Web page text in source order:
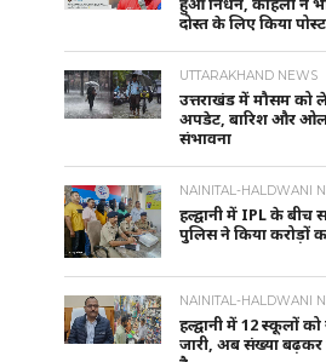
दोस्त के लिए किया पोस्ट
UTTARAKHAND NEWS
उत्तराखंड में मौसम को
अपडेट, बारिश और
संभावना
NAINITAL-HALDWANI
हल्द्वानी में IPL के बीच
पुलिस ने किया करोड़ों
NAINITAL-HALDWANI
हल्द्वानी में 12 स्कूलों को
जारी, अब संख्या बढ़कर